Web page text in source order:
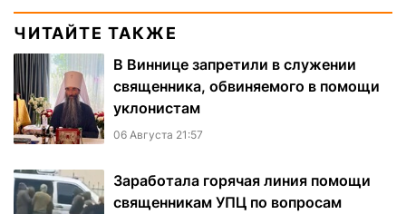
ЧИТАЙТЕ ТАКЖЕ
В Виннице запретили в служении
священника, обвиняемого в помощи
уклонистам
06 Августа 21:57
Заработала горячая линия помощи
священникам УПЦ по вопросам